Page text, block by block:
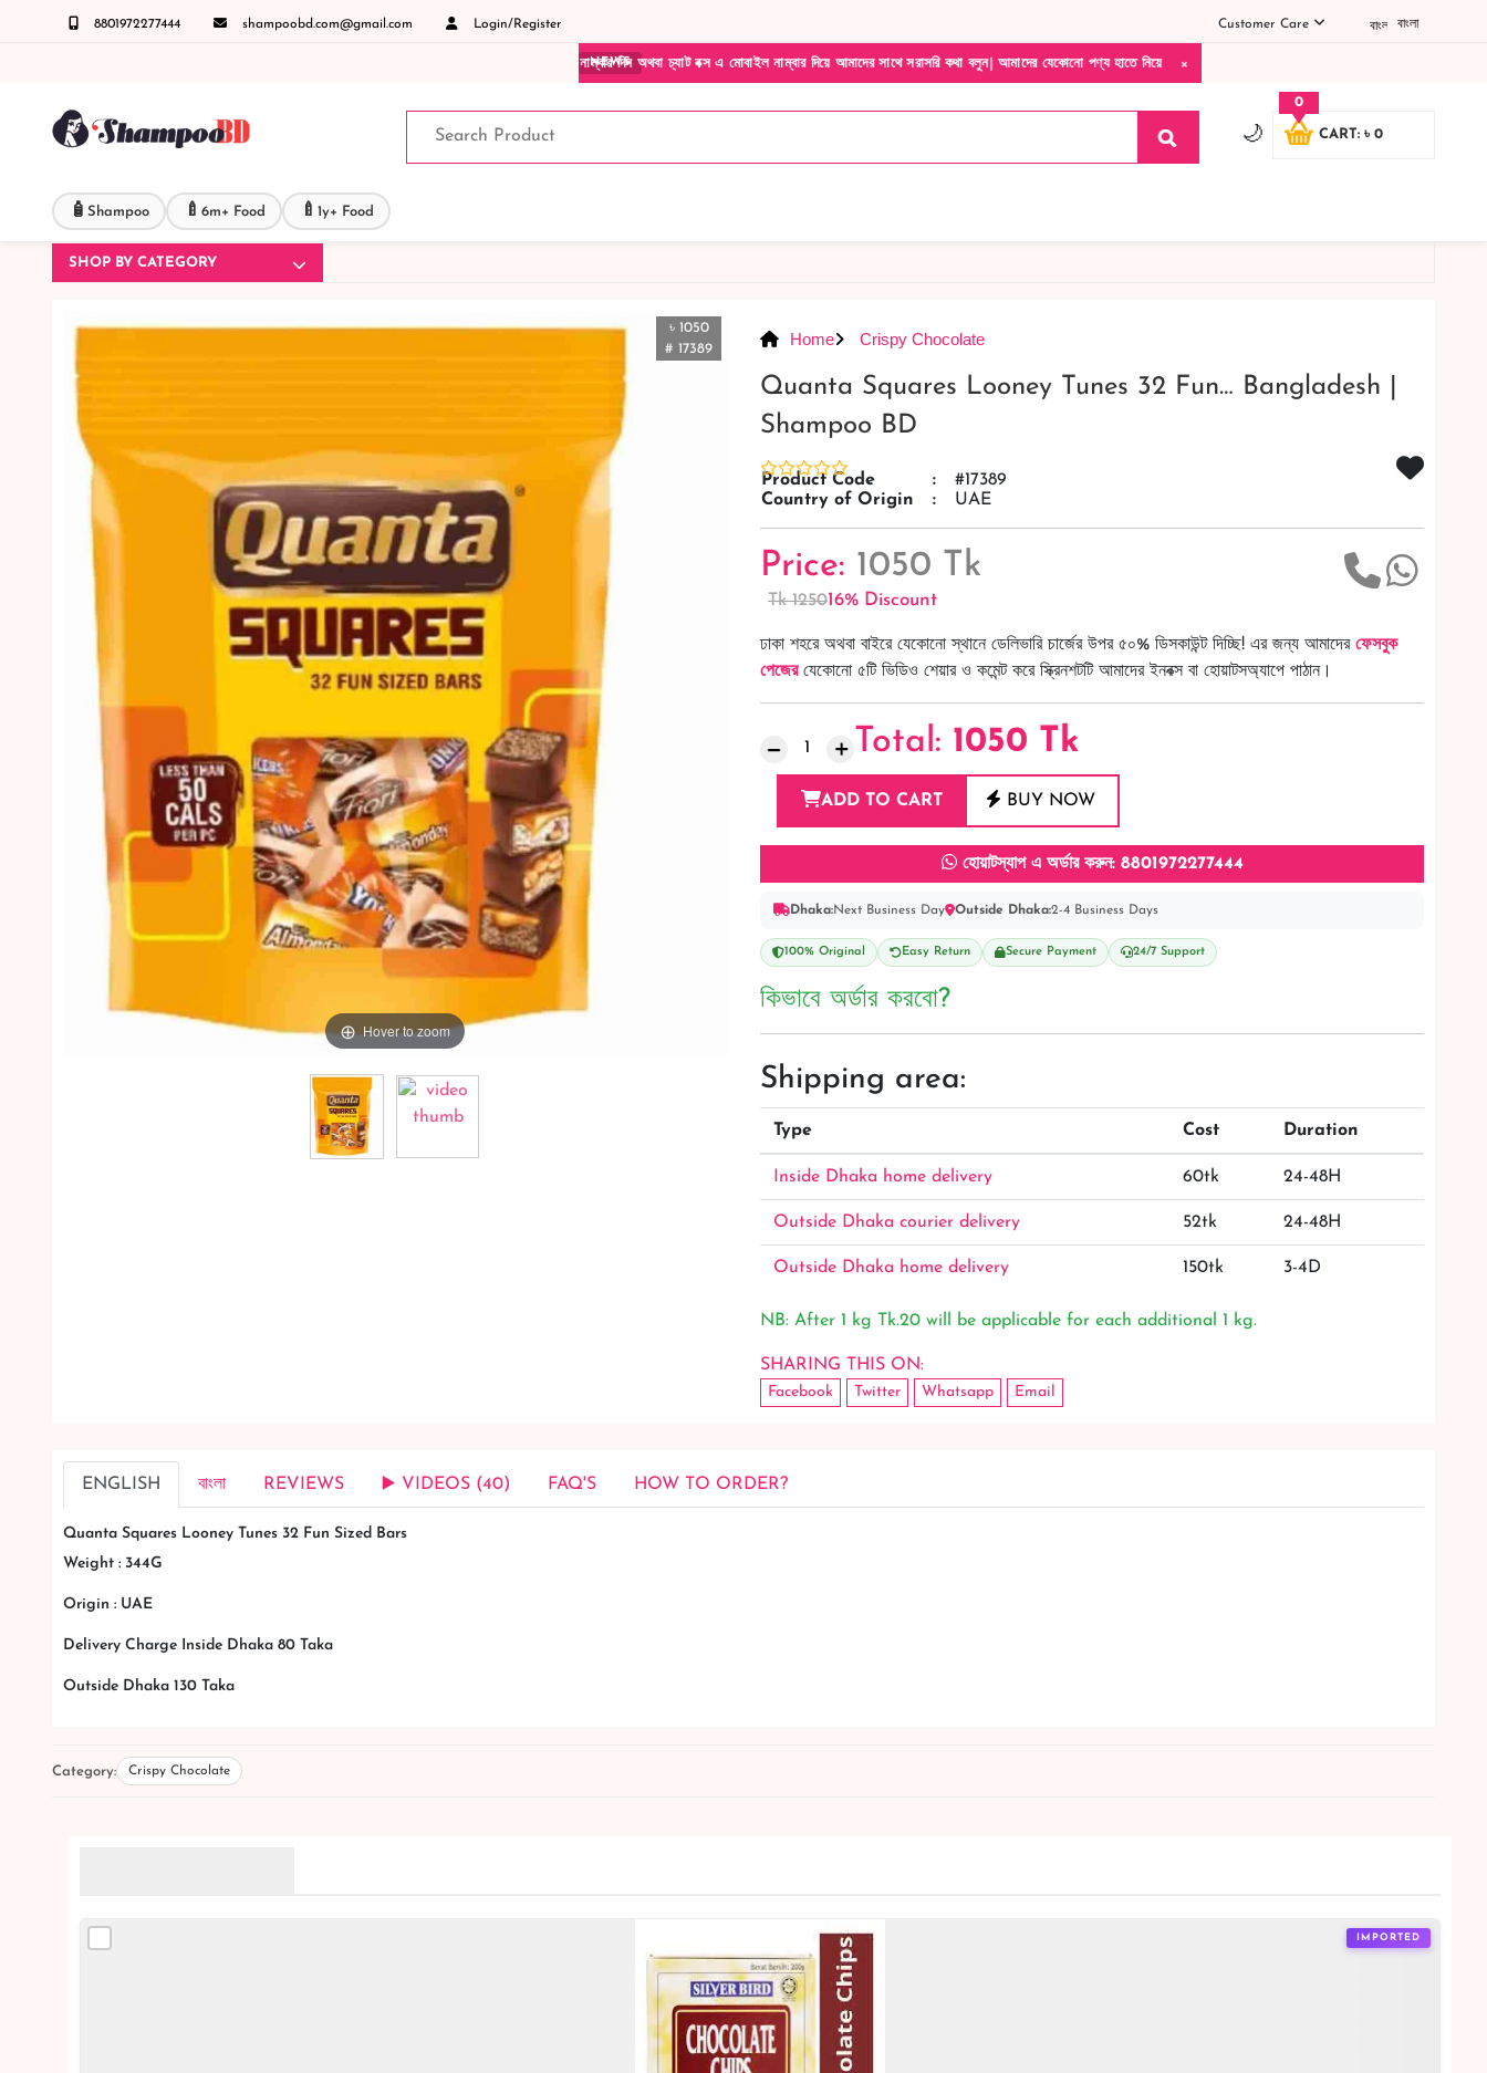
8801972277444 shampoobd.com@gmail.com Login/Register বাংলা
Customer Care
×
NEWS
+ Whatsapp ) +8801972277444 সহজে অর্ডার করতে প্রোডাক্ট পেজে আপনার মোবাইল নাম্বার দিন অথবা চ্যাট বক্স এ মোবাইল নাম্বার দিয়ে আমাদের সাথে সরাসরি কথা বলুন| আমাদের যেকোনো পণ্য হাতে নিয়ে দেখে টাকা দিবেন ডেলিভারি ম্যান চলে যাওয়ার পরে কোনরকম পণ্য ভেঙে গেছে নষ্ট
🌙 CART: ৳ 0
0
🧴 Shampoo 🍼 6m+ Food 🍼 1y+ Food
SHOP BY CATEGORY
৳ 1050
# 17389
Hover to zoom
Home Crispy Chocolate
Quanta Squares Looney Tunes 32 Fun… Bangladesh |
Shampoo BD
Product Code :
#17389
Country of Origin
: UAE
Price: 1050 Tk
Tk 125016% Discount
ঢাকা শহরে অথবা বাইরে যেকোনো স্থানে ডেলিভারি চার্জের উপর ৫০% ডিসকাউন্ট দিচ্ছি! এর জন্য আমাদের ফেসবুক
পেজেরযেকোনো ৫টি ভিডিও শেয়ার ও কমেন্ট করে স্ক্রিনশটটি আমাদের ইনবক্স বা হোয়াটসঅ্যাপে পাঠান।
Total: 1050 Tk
ADD TO CART BUY NOW
হোয়াটস্যাপ এ অর্ডার করুন: 8801972277444
Dhaka:Next Business Day Outside Dhaka:2-4 Business Days
100% Original Easy Return Secure Payment 24/7 Support
কিভাবে অর্ডার করবো?
Shipping area:
Type Cost Duration
Inside Dhaka home delivery 60tk 24-48H
Outside Dhaka courier delivery 52tk 24-48H
Outside Dhaka home delivery 150tk 3-4D
NB: After 1 kg Tk.20 will be applicable for each additional 1 kg.
SHARING THIS ON:
Facebook Twitter Whatsapp Email
ENGLISH বাংলা REVIEWS ▶️ VIDEOS (40) FAQ'S HOW TO ORDER?
Quanta Squares Looney Tunes 32 Fun Sized Bars
Weight : 344G
Origin : UAE
Delivery Charge Inside Dhaka 80 Taka
Outside Dhaka 130 Taka
Category: Crispy Chocolate
IMPORTED